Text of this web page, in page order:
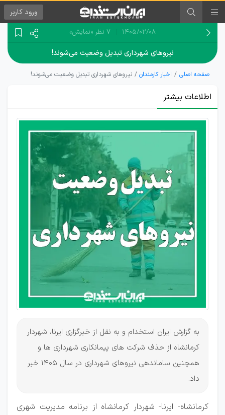
ورود کاربر
۱۴۰۵/۰۲/۰۸ 7 نظر «نمایش»
نیروهای شهرداری تبدیل وضعیت می‌شوند!
صفحه اصلی اخبار کارمندان نیروهای شهرداری تبدیل وضعیت می‌شوند!
اطلاعات بیشتر
خبر
جدید
تبدیل
وضعیت
نیروهای
شرکتی
شهرداری
به گزارش ایران استخدام و به نقل از خبرگزاری ایرنا، شهردار
کرمانشاه از حذف شرکت های پیمانکاری شهرداری ها و
همچنین ساماندهی نیروهای شهرداری در سال 1405 خبر
داد.
کرمانشاه- ایرنا- شهردار کرمانشاه از برنامه مدیریت شهری